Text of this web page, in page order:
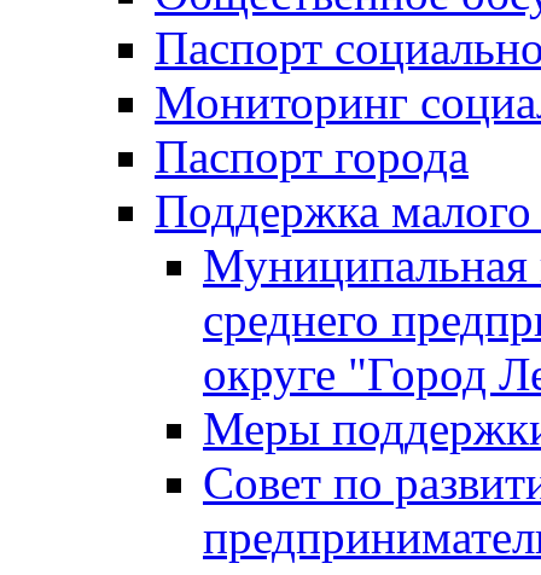
Паспорт
Мониторинг
Паспорт города
Поддержка малого
Муниципальная
среднего
округе "Город
Меры
Совет по